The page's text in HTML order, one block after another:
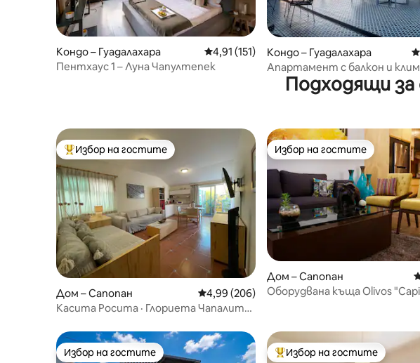
Кондо – Гуадалахара Средна оценка: 4,91 от 5, 151 отзива
4,91 (151)
Пентхаус 1 – Луна Чапултепек
Кондо – Гуадалахара
Апартамент с балкон и
Chapu | Lapso в Аларкон
Подходящи
Най-популярен избор на гостите
Избор на гостите
Дом – Сапопан Средна оценка: 4,99 от 5, 206 отзива
4,99 (206)
Касита Росита · Глориета Чапалита ·
Избор на гостите
Избор на гостите
Дом – Сапопан
Оборудвана къща Olivos
Избор на гостите
Избор на гостите Най-популярен избор на
Избор на гостите